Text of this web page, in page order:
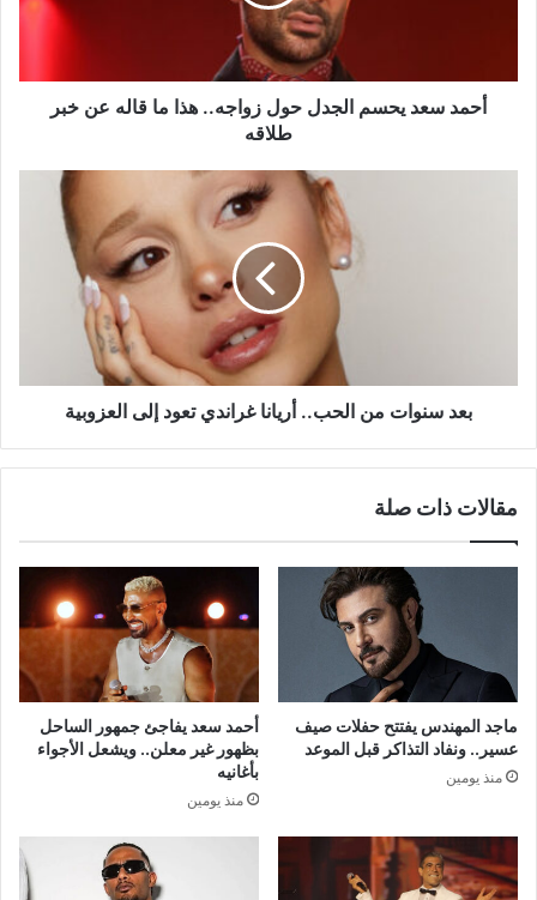
قاله
أحمد سعد يحسم الجدل حول زواجه.. هذا ما قاله عن خبر
طلاقه
العزوبية
بعد سنوات من الحب.. أريانا غراندي تعود إلى العزوبية
مقالات ذات صلة
ماجد المهندس يفتتح حفلات صيف
عسير.. ونفاد التذاكر قبل الموعد
منذ يومين
أحمد سعد يفاجئ جمهور الساحل
بظهور غير معلن.. ويشعل الأجواء
بأغانيه
منذ يومين